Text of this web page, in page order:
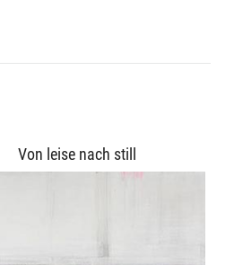
Von leise nach still